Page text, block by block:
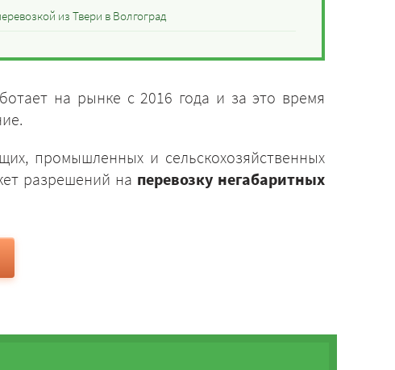
из Твери в Волгоград
на рынке с 2016 года и за это время
промышленных и сельскохозяйственных
разрешений на перевозку негабаритных